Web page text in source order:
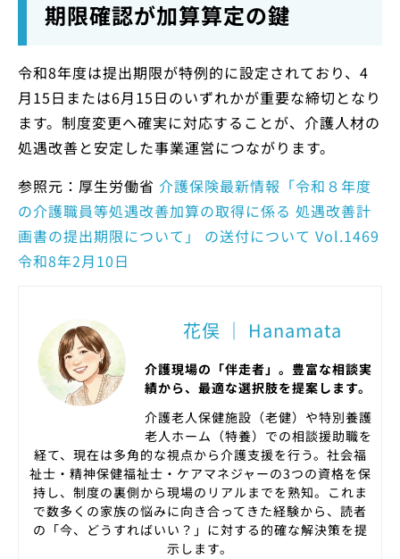
期限確認が加算算定の鍵
令和8年度は提出期限が特例的に設定されており、4
月15日または6月15日のいずれかが重要な締切となり
ます。制度変更へ確実に対応することが、介護人材の
処遇改善と安定した事業運営につながります。
参照元：厚生労働省 介護保険最新情報「令和８年度
の介護職員等処遇改善加算の取得に係る 処遇改善計
画書の提出期限について」 の送付について Vol.1469
令和8年2月10日
花俣 ｜ Hanamata
介護現場の「伴走者」。豊富な相談実
績から、最適な選択肢を提案します。
介護老人保健施設（老健）や特別養護
老人ホーム（特養）での相談援助職を
経て、現在は多角的な視点から介護支援を行う。社会福
祉士・精神保健福祉士・ケアマネジャーの3つの資格を保
持し、制度の裏側から現場のリアルまでを熟知。これま
で数多くの家族の悩みに向き合ってきた経験から、読者
の「今、どうすればいい？」に対する的確な解決策を提
示します。